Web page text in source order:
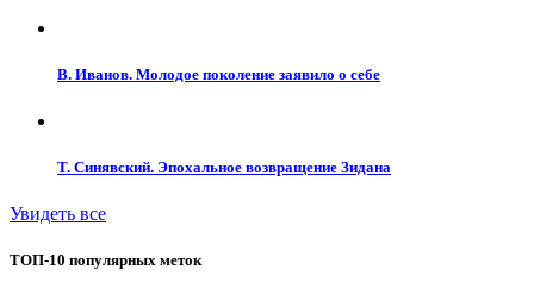
В. Иванов. Молодое поколение заявило о себе
Т. Синявский. Эпохальное возвращение Зидана
Увидеть все
ТОП-10 популярных меток